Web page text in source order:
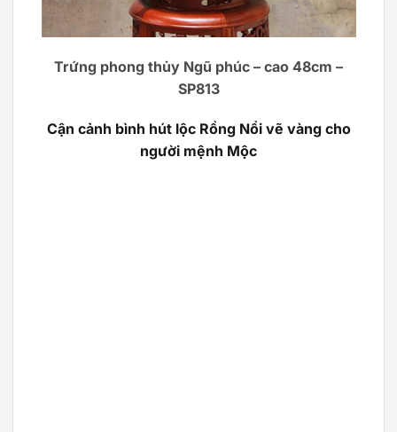
Trứng phong thủy Ngũ phúc – cao 48cm –
SP813
Cận cảnh bình hút lộc Rồng Nổi vẽ vàng cho
người mệnh Mộc